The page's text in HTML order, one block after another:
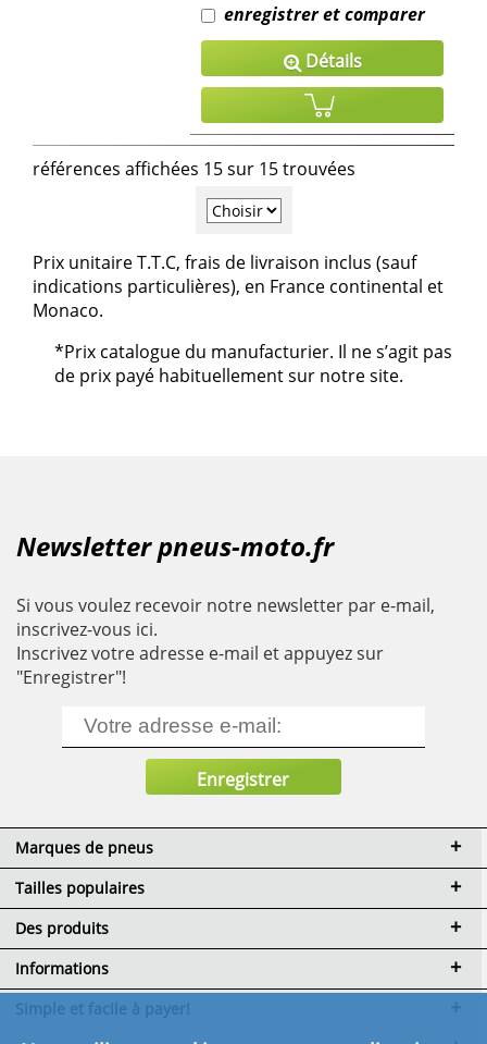
enregistrer et comparer
Détails
références affichées 15 sur 15 trouvées
Prix unitaire T.T.C, frais de livraison inclus (sauf
indications particulières), en France continental et
Monaco.
*Prix catalogue du manufacturier. Il ne s’agit pas
de prix payé habituellement sur notre site.
Newsletter pneus-moto.fr
Si vous voulez recevoir notre newsletter par e-mail,
inscrivez-vous ici.
Inscrivez votre adresse e-mail et appuyez sur
"Enregistrer"!
Marques de pneus
Tailles populaires
Des produits
Informations